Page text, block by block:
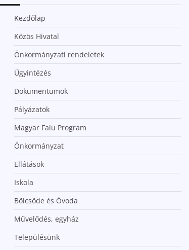
Kezdőlap
Közös Hivatal
Önkormányzati rendeletek
Ügyintézés
Dokumentumok
Pályázatok
Magyar Falu Program
Önkormányzat
Ellátások
Iskola
Bölcsöde és Óvoda
Művelődés, egyház
Településünk